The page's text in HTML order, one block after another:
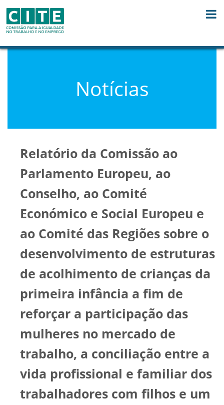
Notícias
Relatório da Comissão ao
Parlamento Europeu, ao
Conselho, ao Comité
Económico e Social Europeu e
ao Comité das Regiões sobre o
desenvolvimento de estruturas
de acolhimento de crianças da
primeira infância a fim de
reforçar a participação das
mulheres no mercado de
trabalho, a conciliação entre a
vida profissional e familiar dos
trabalhadores com filhos e um